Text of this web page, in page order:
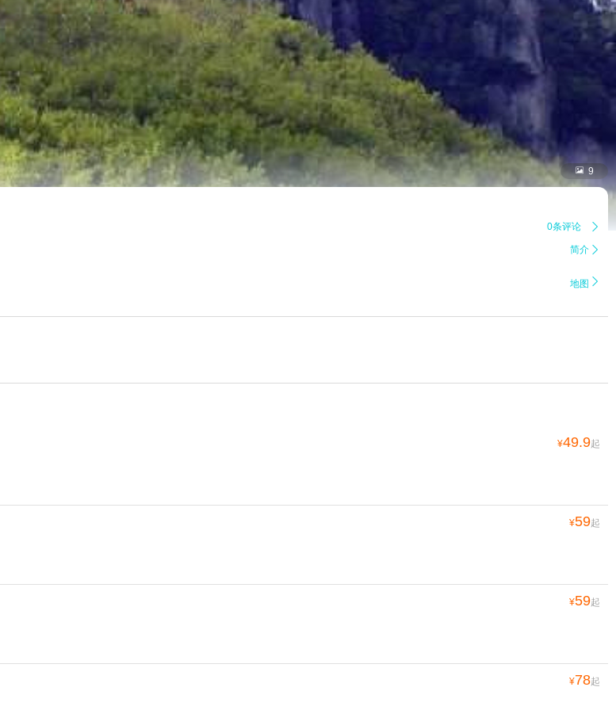
 9
0条评论 
简介 
地图 
¥49.9起
¥59起
¥59起
¥78起